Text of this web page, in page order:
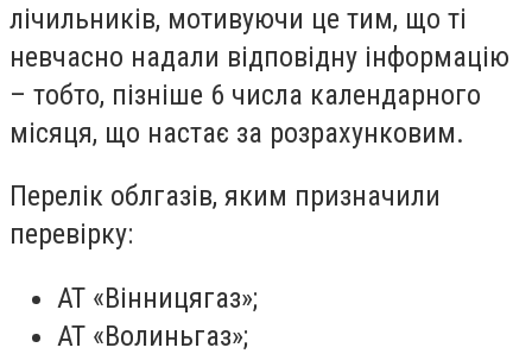
лічильників, мотивуючи це тим, що ті
невчасно надали відповідну інформацію
– тобто, пізніше 6 числа календарного
місяця, що настає за розрахунковим.
Перелік облгазів, яким призначили
перевірку:
АТ «Вінницягаз»;
АТ «Волиньгаз»;